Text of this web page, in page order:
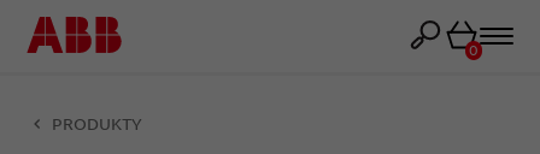
Košík
0
PRODUKTY